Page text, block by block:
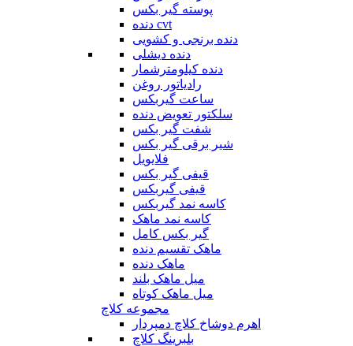
پوسته گیر بکس
دنده cvt
دنده برنجی و کشویی
دنده دیشلی
دنده کیلومترشمار
رادیاتور روغن
ساعت گیربکس
سلکتور تعویض دنده
شفت گیر بکس
شیر برقی گیر بکس
فلایویل
قیفی گیر بکس
قیفی گیربکس
کاسه نمد گیربکس
کاسه نمد ماهک
گیر بکس کامل
ماهک تقسیم دنده
ماهک دنده
میل ماهک بلند
میل ماهک کوتاه
مجموعه کلاچ
اهرم دوشاخ کلاچ دمپردار
بلبرینگ کلاچ